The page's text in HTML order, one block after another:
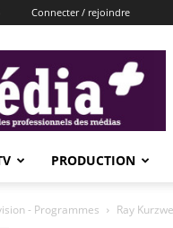
Connecter / rejoindre
PRODUCTION
- Programmes Ray